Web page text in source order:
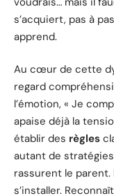
s’acquiert, pas à
apprend.
Au cœur de cette
regard
l’émotion, « Je
apaise déjà la
établir des règles
autant de
rassurent le
s’installer.